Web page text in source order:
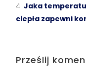
Jaka
ciepła zapewni
Prześlij